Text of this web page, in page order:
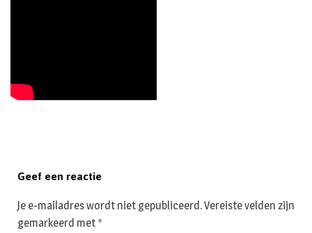
Geef een reactie
Je e-mailadres wordt niet gepubliceerd.Vereiste velden zijn
gemarkeerd met *